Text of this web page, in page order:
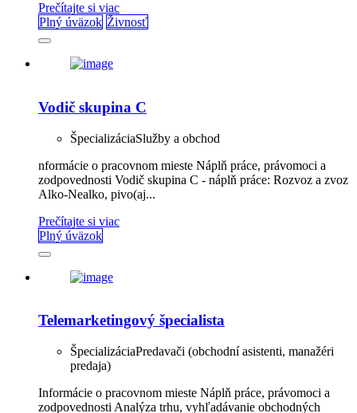
Prečítajte si viac
Plný úväzok Živnosť
Vodič skupina C
ŠpecializáciaSlužby a obchod
nformácie o pracovnom mieste Náplň práce, právomoci a
zodpovednosti Vodič skupina C - náplň práce: Rozvoz a zvoz
Alko-Nealko, pivo(aj...
Prečítajte si viac
Plný úväzok
Telemarketingový špecialista
ŠpecializáciaPredavači (obchodní asistenti, manažéri
predaja)
Informácie o pracovnom mieste Náplň práce, právomoci a
zodpovednosti Analýza trhu, vyhľadávanie obchodných